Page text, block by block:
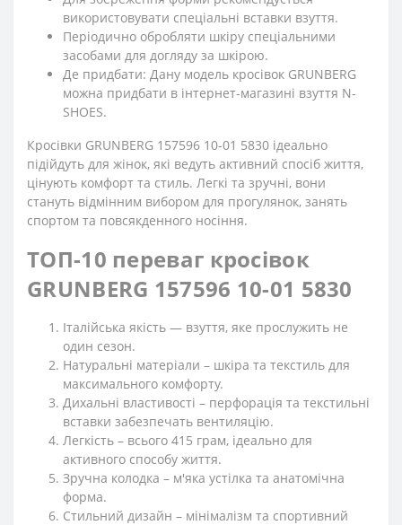
використовувати спеціальні вставки взуття.
Періодично обробляти шкіру спеціальними
засобами для догляду за шкірою.
Де придбати: Дану модель кросівок GRUNBERG
можна придбати в інтернет-магазині взуття N-
SHOES.
Кросівки GRUNBERG 157596 10-01 5830 ідеально
підійдуть для жінок, які ведуть активний спосіб життя,
цінують комфорт та стиль. Легкі та зручні, вони
стануть відмінним вибором для прогулянок, занять
спортом та повсякденного носіння.
ТОП-10 переваг кросівок
GRUNBERG 157596 10-01 5830
Італійська якість — взуття, яке прослужить не
один сезон.
Натуральні матеріали – шкіра та текстиль для
максимального комфорту.
Дихальні властивості – перфорація та текстильні
вставки забезпечать вентиляцію.
Легкість – всього 415 грам, ідеально для
активного способу життя.
Зручна колодка – м'яка устілка та анатомічна
форма.
Стильний дизайн – мінімалізм та спортивний